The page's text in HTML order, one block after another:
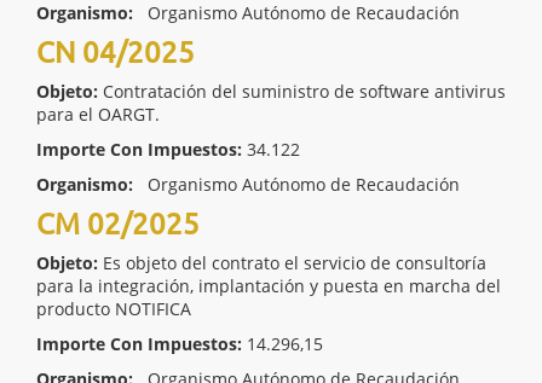
Organismo:
Organismo Autónomo de Recaudación
CN 04/2025
Objeto: Contratación del suministro de software antivirus
para el OARGT.
Importe Con Impuestos: 34.122
Organismo:
Organismo Autónomo de Recaudación
CM 02/2025
Objeto: Es objeto del contrato el servicio de consultoría
para la integración, implantación y puesta en marcha del
producto NOTIFICA
Importe Con Impuestos: 14.296,15